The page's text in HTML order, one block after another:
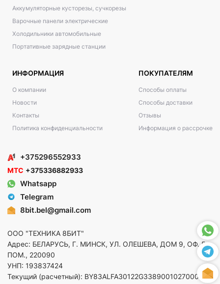
Аккумуляторные кусторезы, сучкорезы
Варочные панели электрические
Холодильники автомобильные
Портативные зарядные станции
ИНФОРМАЦИЯ
О компании
Новости
Контакты
Политика конфиденциальности
ПОКУПАТЕЛЯМ
Способы оплаты
Способы доставки
Отзывы
Информация о рассрочке
+375296552933
МТС +375336882933
Whatsapp
Telegram
8bit.bel@gmail.com
ООО "ТЕХНИКА 8БИТ"
Адрес: БЕЛАРУСЬ, Г. МИНСК, УЛ. ОЛЕШЕВА, ДОМ 9, ОФ. 5,
ПОМ., 220090
УНП: 193837424
Текущий (расчетный): BY83ALFA30122G33890010270000 в